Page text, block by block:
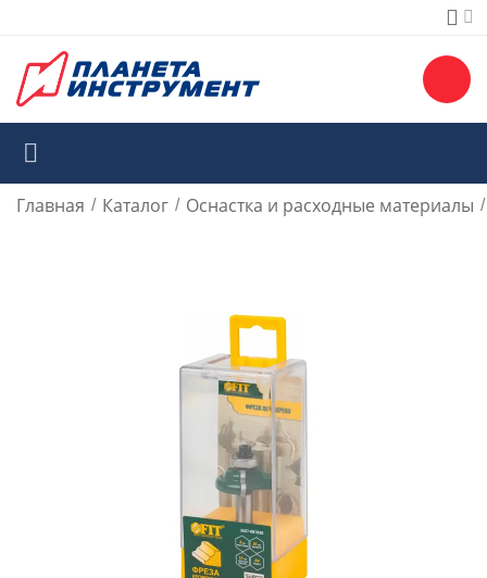
Главная / Каталог / Оснастка и расходные материалы /